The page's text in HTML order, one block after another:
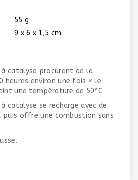
55 g
9 x 6 x 1,5 cm
catalyse procurent de la
heures environ une fois « le
une température de 50°C.
catalyse se recharge avec de
puis offre une combustion sans